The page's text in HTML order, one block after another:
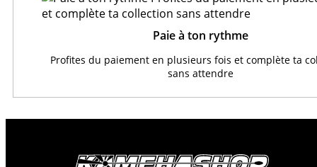
Paie à ton rythme
Profites du paiement en plusieurs fois et complète ta
sans attendre